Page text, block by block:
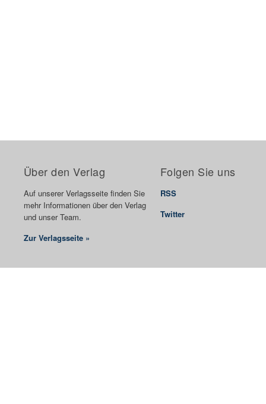
Über den Verlag
Auf unserer Verlagsseite finden Sie
mehr Informationen über den Verlag
und unser Team.
Zur Verlagsseite »
Folgen Sie uns
RSS
Twitter